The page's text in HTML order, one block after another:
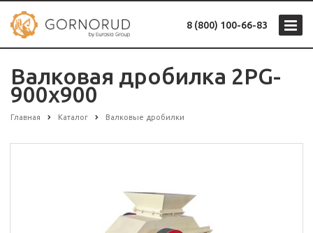
8 (800) 100-66-83
Валковая дробилка 2PG-
900x900
Главная Каталог Валковые дробилки